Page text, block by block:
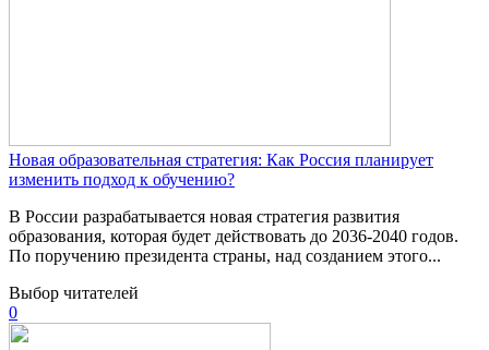
Новая образовательная стратегия: Как Россия планирует
изменить подход к обучению?
В России разрабатывается новая стратегия развития
образования, которая будет действовать до 2036-2040 годов.
По поручению президента страны, над созданием этого...
Выбор читателей
0